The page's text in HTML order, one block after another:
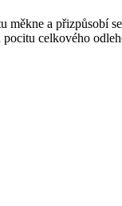
měkne a přizpůsobí
celkového